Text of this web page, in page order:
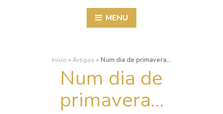
MENU
Início » Artigos » Num dia de primavera…
Num dia de
primavera…